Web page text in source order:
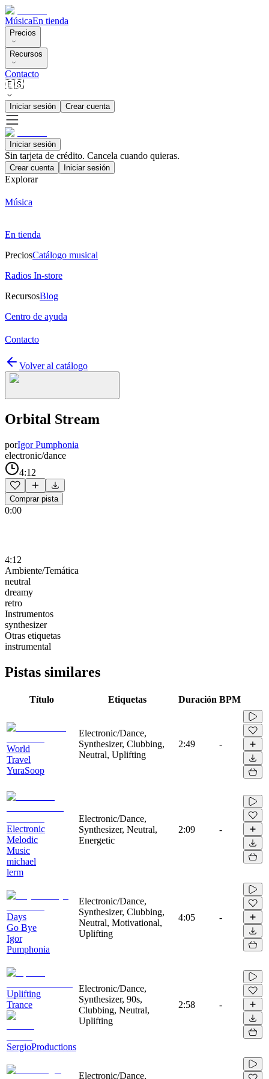
MúsicaEn tienda
Precios
Recursos
Contacto
🇪🇸
Iniciar sesión Crear cuenta
Iniciar sesión
Sin tarjeta de crédito. Cancela cuando quieras.
Crear cuenta Iniciar sesión
Explorar
Música
En tienda
PreciosCatálogo musical
Radios In-store
RecursosBlog
Centro de ayuda
Contacto
Volver al catálogo
Orbital Stream
porIgor Pumphonia
electronic/dance
4:12
Comprar pista
0:00
4:12
Ambiente/Temática
neutral
dreamy
retro
Instrumentos
synthesizer
Otras etiquetas
instrumental
Pistas similares
Título Etiquetas Duración BPM
World
Travel
YuraSoop
Electronic/Dance,
Synthesizer, Clubbing,
Neutral, Uplifting
2:49 -
Electronic
Melodic
Music
michael
lerm
Electronic/Dance,
Synthesizer, Neutral,
Energetic
2:09 -
Days
Go Bye
Igor
Pumphonia
Electronic/Dance,
Synthesizer, Clubbing,
Neutral, Motivational,
Uplifting
4:05 -
Uplifting
Trance
SergioProductions
Electronic/Dance,
Synthesizer, 90s,
Clubbing, Neutral,
Uplifting
2:58 -
Electronic/Dance,